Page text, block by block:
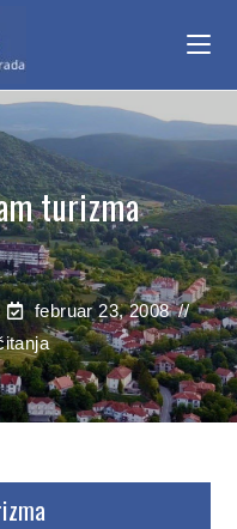
turizma
februar 23, 2008